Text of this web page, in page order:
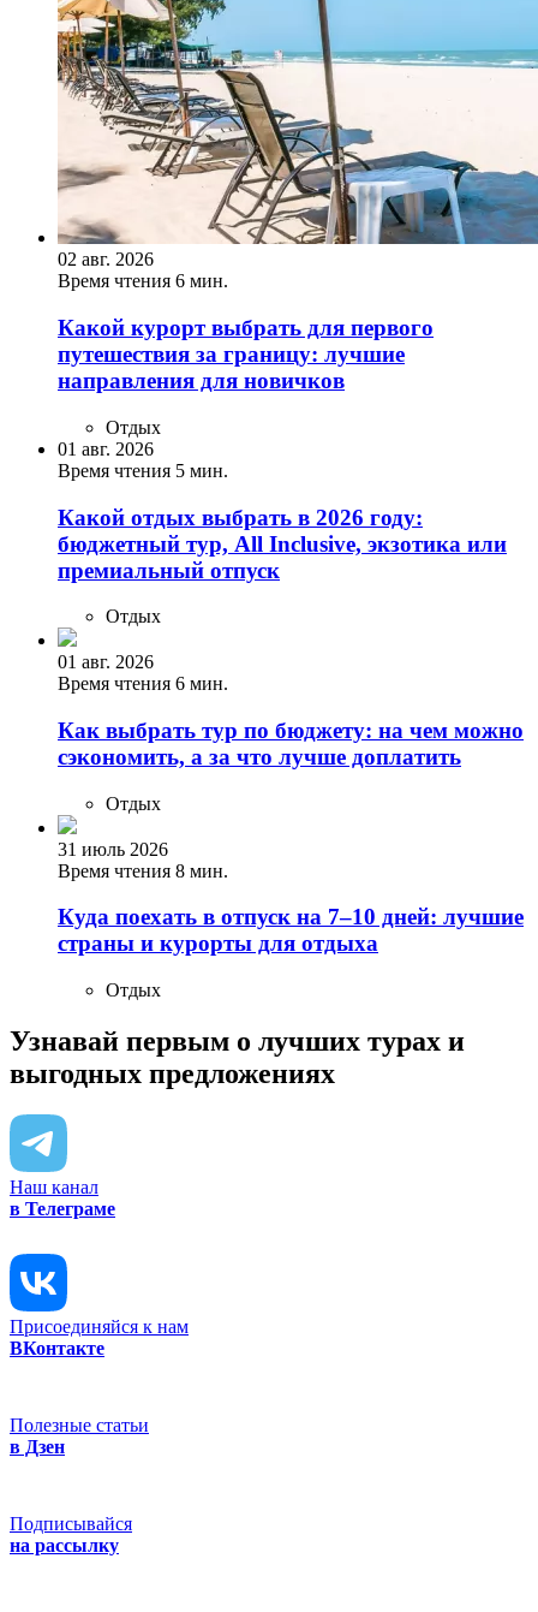
02 авг. 2026
Время чтения 6 мин.
Какой курорт выбрать для первого
путешествия за границу: лучшие
направления для новичков
Отдых
01 авг. 2026
Время чтения 5 мин.
Какой отдых выбрать в 2026 году:
бюджетный тур, All Inclusive, экзотика или
премиальный отпуск
Отдых
01 авг. 2026
Время чтения 6 мин.
Как выбрать тур по бюджету: на чем можно
сэкономить, а за что лучше доплатить
Отдых
31 июль 2026
Время чтения 8 мин.
Куда поехать в отпуск на 7–10 дней: лучшие
страны и курорты для отдыха
Отдых
Узнавай первым о лучших турах и
выгодных предложениях
Наш канал
в Телеграме
Присоединяйся к нам
ВКонтакте
Полезные статьи
в Дзен
Подписывайся
на рассылку